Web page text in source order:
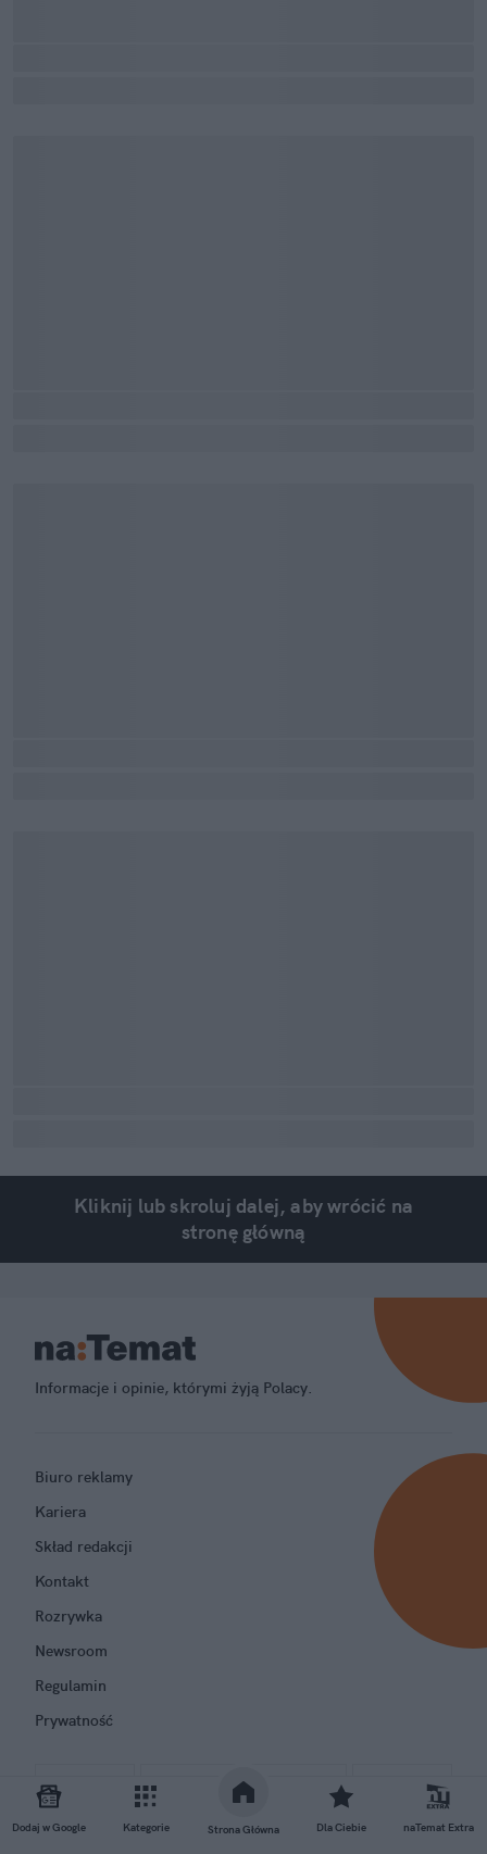
Dodaj w Google Kategorie Strona Główna Dla Ciebie naTemat Extra
Kliknij lub skroluj dalej, aby wrócić na
stronę główną
Informacje i opinie, którymi żyją Polacy.
Biuro reklamy
Kariera
Skład redakcji
Kontakt
Rozrywka
Newsroom
Regulamin
Prywatność